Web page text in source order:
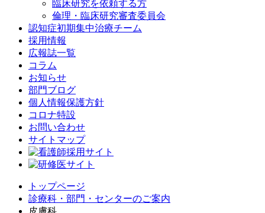
臨床研究を依頼する方
倫理・臨床研究審査委員会
認知症初期集中治療チーム
採用情報
広報誌一覧
コラム
お知らせ
部門ブログ
個人情報保護方針
コロナ特設
お問い合わせ
サイトマップ
トップページ
診療科・部門・センターのご案内
皮膚科